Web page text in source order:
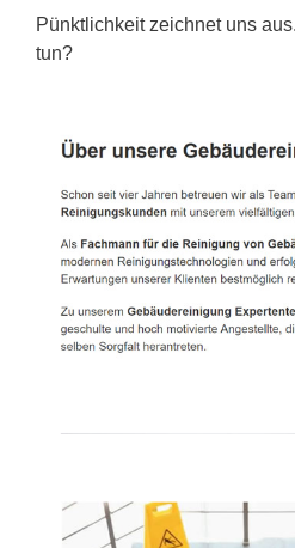
Pünktlichkeit zeichnet uns
tun?